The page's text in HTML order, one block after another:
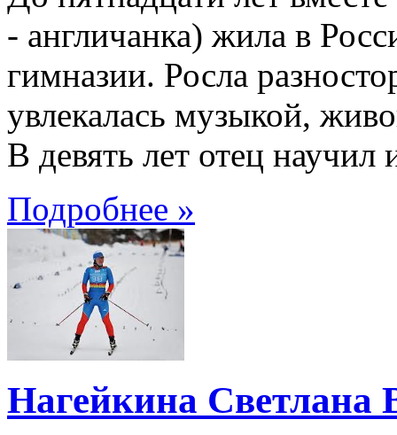
- англичанка) жила в
гимназии. Росла
увлекалась музыкой,
В девять лет отец
Подробнее »
Нагейкина Светлана